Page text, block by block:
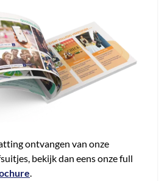
ontvangen van onze
bekijk dan eens onze full
.